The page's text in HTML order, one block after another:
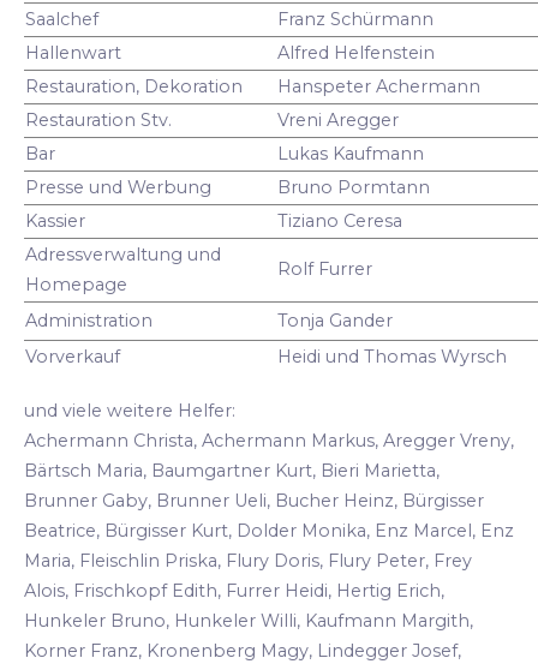
Saalchef
Franz Schürmann
Hallenwart
Alfred Helfenstein
Restauration, Dekoration
Hanspeter Achermann
Restauration Stv.
Vreni Aregger
Bar
Lukas Kaufmann
Presse und Werbung
Bruno Pormtann
Kassier
Tiziano Ceresa
Adressverwaltung und
Homepage
Rolf Furrer
Administration
Tonja Gander
Vorverkauf
Heidi und Thomas Wyrsch
und viele weitere Helfer:
Achermann Christa, Achermann Markus, Aregger Vreny,
Bärtsch Maria, Baumgartner Kurt, Bieri Marietta,
Brunner Gaby, Brunner Ueli, Bucher Heinz, Bürgisser
Beatrice, Bürgisser Kurt, Dolder Monika, Enz Marcel, Enz
Maria, Fleischlin Priska, Flury Doris, Flury Peter, Frey
Alois, Frischkopf Edith, Furrer Heidi, Hertig Erich,
Hunkeler Bruno, Hunkeler Willi, Kaufmann Margith,
Korner Franz, Kronenberg Magy, Lindegger Josef,